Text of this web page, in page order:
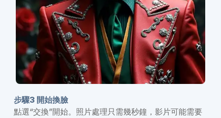
步驟3 開始換臉
點選“交換”開始。照片處理只需幾秒鐘，影片可能需要